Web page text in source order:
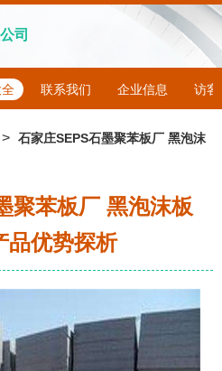
司
联系我们 企业信息 访客
> 石家庄SEPS石墨聚苯板厂 黑泡沫
聚苯板厂 黑泡沫板
品优势探析